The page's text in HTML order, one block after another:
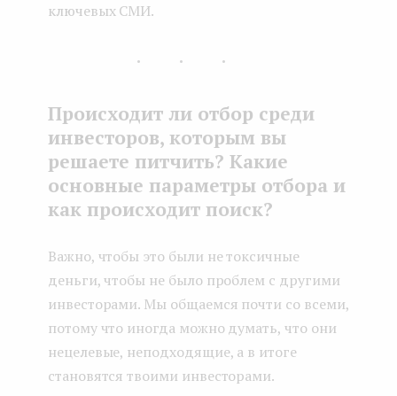
ключевых СМИ.
...
Происходит ли отбор среди
инвесторов, которым вы
решаете питчить? Какие
основные параметры отбора и
как происходит поиск?
Важно, чтобы это были не токсичные
деньги, чтобы не было проблем с другими
инвесторами. Мы общаемся почти со всеми,
потому что иногда можно думать, что они
нецелевые, неподходящие, а в итоге
становятся твоими инвесторами.